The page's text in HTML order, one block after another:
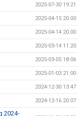
2025-07-30 19:21
2025-04-15 20:00
2025-04-14 20:00
2025-03-14 11:20
2025-03-05 18:06
2025-01-03 21:00
2024-12-30 13:47
2024-12-16 20:07
2024-